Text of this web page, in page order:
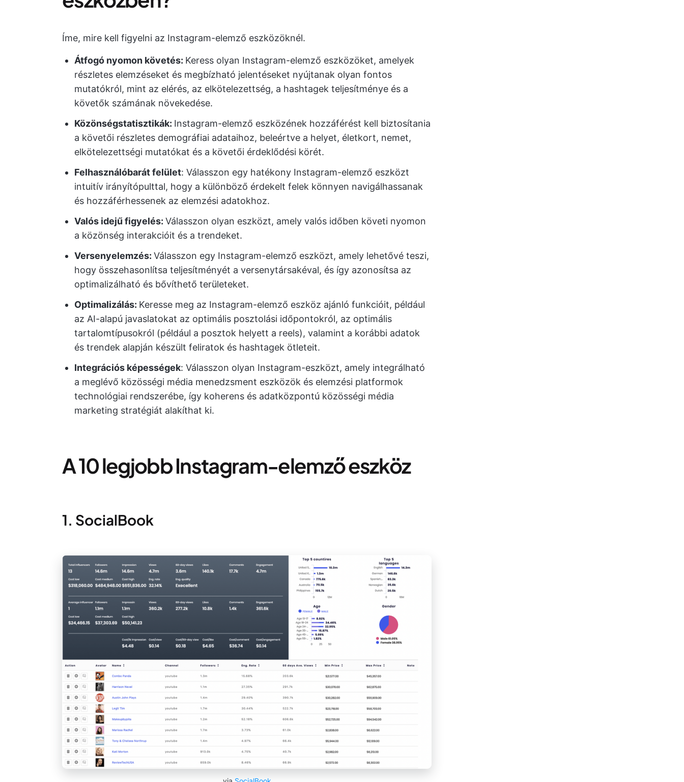
Íme, mire kell figyelni az Instagram-elemző eszközöknél.
Átfogó nyomon követés: Keress olyan Instagram-elemző eszközöket, amelyek
részletes elemzéseket és megbízható jelentéseket nyújtanak olyan fontos
mutatókról, mint az elérés, az elkötelezettség, a hashtagek teljesítménye és a
követők számának növekedése.
Közönségstatisztikák: Instagram-elemző eszközének hozzáférést kell biztosítania
a követői részletes demográfiai adataihoz, beleértve a helyet, életkort, nemet,
elkötelezettségi mutatókat és a követői érdeklődési körét.
Felhasználóbarát felület: Válasszon egy hatékony Instagram-elemző eszközt
intuitív irányítópulttal, hogy a különböző érdekelt felek könnyen navigálhassanak
és hozzáférhessenek az elemzési adatokhoz.
Valós idejű figyelés: Válasszon olyan eszközt, amely valós időben követi nyomon
a közönség interakcióit és a trendeket.
Versenyelemzés: Válasszon egy Instagram-elemző eszközt, amely lehetővé teszi,
hogy összehasonlítsa teljesítményét a versenytársakéval, és így azonosítsa az
optimalizálható és bővíthető területeket.
Optimalizálás: Keresse meg az Instagram-elemző eszköz ajánló funkcióit, például
az AI-alapú javaslatokat az optimális posztolási időpontokról, az optimális
tartalomtípusokról (például a posztok helyett a reels), valamint a korábbi adatok
és trendek alapján készült feliratok és hashtagek ötleteit.
Integrációs képességek: Válasszon olyan Instagram-eszközt, amely integrálható
a meglévő közösségi média menedzsment eszközök és elemzési platformok
technológiai rendszerébe, így koherens és adatközpontú közösségi média
marketing stratégiát alakíthat ki.
A 10 legjobb Instagram-elemző eszköz
1. SocialBook